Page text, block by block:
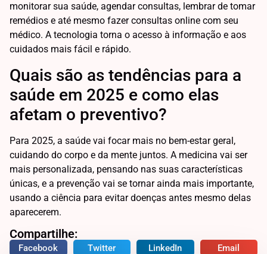
monitorar sua saúde, agendar consultas, lembrar de tomar
remédios e até mesmo fazer consultas online com seu
médico. A tecnologia torna o acesso à informação e aos
cuidados mais fácil e rápido.
Quais são as tendências para a
saúde em 2025 e como elas
afetam o preventivo?
Para 2025, a saúde vai focar mais no bem-estar geral,
cuidando do corpo e da mente juntos. A medicina vai ser
mais personalizada, pensando nas suas características
únicas, e a prevenção vai se tornar ainda mais importante,
usando a ciência para evitar doenças antes mesmo delas
aparecerem.
Compartilhe:
Facebook Twitter LinkedIn Email